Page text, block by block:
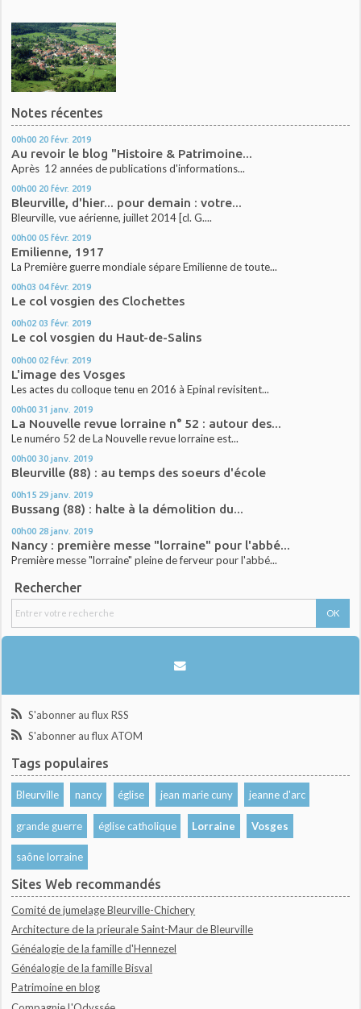
Notes récentes
00h00 20 févr. 2019
Au revoir le blog "Histoire & Patrimoine...
Après 12 années de publications d'informations...
00h00 20 févr. 2019
Bleurville, d'hier... pour demain : votre...
Bleurville, vue aérienne, juillet 2014 [cl. G....
00h00 05 févr. 2019
Emilienne, 1917
La Première guerre mondiale sépare Emilienne de toute...
00h03 04 févr. 2019
Le col vosgien des Clochettes
00h02 03 févr. 2019
Le col vosgien du Haut-de-Salins
00h00 02 févr. 2019
L'image des Vosges
Les actes du colloque tenu en 2016 à Epinal revisitent...
00h00 31 janv. 2019
La Nouvelle revue lorraine n° 52 : autour des...
Le numéro 52 de La Nouvelle revue lorraine est...
00h00 30 janv. 2019
Bleurville (88) : au temps des soeurs d'école
00h15 29 janv. 2019
Bussang (88) : halte à la démolition du...
00h00 28 janv. 2019
Nancy : première messe "lorraine" pour l'abbé...
Première messe "lorraine" pleine de ferveur pour l'abbé...
Rechercher
S'abonner au flux RSS
S'abonner au flux ATOM
Tags populaires
Bleurville nancy église jean marie cuny jeanne d'arc
grande guerre église catholique Lorraine Vosges
saône lorraine
Sites Web recommandés
Comité de jumelage Bleurville-Chichery
Architecture de la prieurale Saint-Maur de Bleurville
Généalogie de la famille d'Hennezel
Généalogie de la famille Bisval
Patrimoine en blog